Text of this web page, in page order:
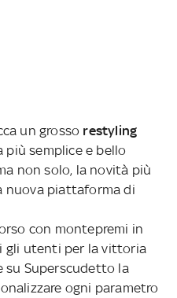
un grosso restyling
più semplice e bello
non solo, la novità più
nuova piattaforma di
con montepremi in
gli utenti per la vittoria
su Superscudetto la
ogni parametro